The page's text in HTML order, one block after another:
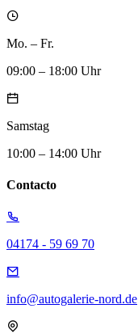
Mo. – Fr.
09:00 – 18:00 Uhr
Samstag
10:00 – 14:00 Uhr
Contacto
04174 - 59 69 70
info@autogalerie-nord.de